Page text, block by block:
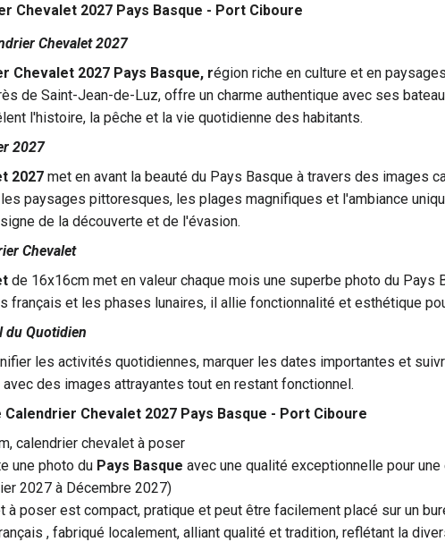
Chevalet 2027 Pays Basque - Port Ciboure
Chevalet 2027
Chevalet 2027 Pays Basque, région riche en culture et en
de Saint-Jean-de-Luz, offre un charme authentique avec ses
l'histoire, la pêche et la vie quotidienne des habitants.
2027
2027 met en avant la beauté du Pays Basque à travers des images
paysages pittoresques, les plages magnifiques et l'ambiance
de la découverte et de l'évasion.
Chevalet
de 16x16cm met en valeur chaque mois une superbe photo du
français et les phases lunaires, il allie fonctionnalité et esthétique
du Quotidien
les activités quotidiennes, marquer les dates importantes et
des images attrayantes tout en restant fonctionnel.
Chevalet 2027 Pays Basque - Port Ciboure
calendrier chevalet à poser
une photo du Pays Basque avec une qualité exceptionnelle pour
2027 à Décembre 2027)
à poser est compact, pratique et peut être facilement placé sur un
, fabriqué localement, alliant qualité et tradition, reflétant la